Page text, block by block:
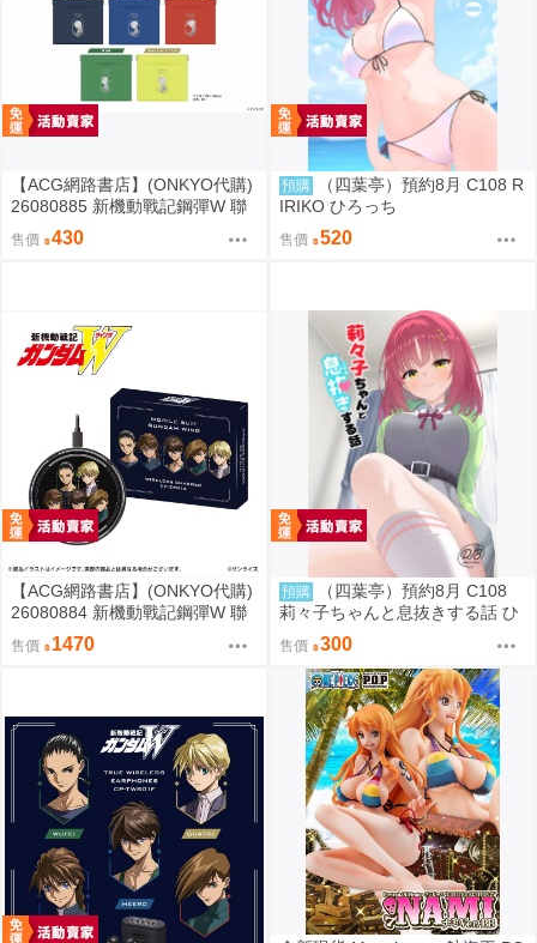
【ACG網路書店】(ONKYO代購)
26080885 新機動戰記鋼彈W 聯
名耳機 收納包
售價 430
預購
（四葉亭）預約8月 C108 R
IRIKO ひろっち
售價 520
【ACG網路書店】(ONKYO代購)
26080884 新機動戰記鋼彈W 聯
名耳機 專屬充電器
售價 1470
預購
（四葉亭）預約8月 C108
莉々子ちゃんと息抜きする話 ひ
ろっち
售價 300